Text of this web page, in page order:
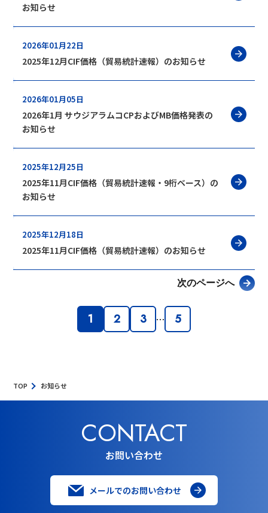
お知らせ
2026年01月22日
2025年12月CIF価格（貿易統計速報）のお知らせ
2026年01月05日
2026年1月 サウジアラムコCPおよびMB価格発表の
お知らせ
2025年12月25日
2025年11月CIF価格（貿易統計速報・9桁ベース）の
お知らせ
2025年12月18日
2025年11月CIF価格（貿易統計速報）のお知らせ
1 2 3 … 5
次のページへ
TOP お知らせ
CONTACT
お問い合わせ
メールでのお問い合わせ